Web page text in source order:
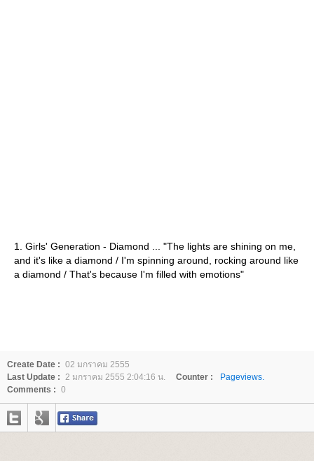
1. Girls' Generation - Diamond ... "The lights are shining on me,
and it's like a diamond / I'm spinning around, rocking around like
a diamond / That's because I'm filled with emotions"
Create Date : 02 มกราคม 2555
Last Update : 2 มกราคม 2555 2:04:16 น. Counter :
Pageviews.
Comments : 0